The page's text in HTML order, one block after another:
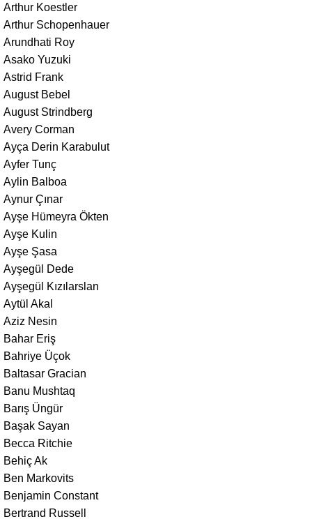
Arthur Koestler
Arthur Schopenhauer
Arundhati Roy
Asako Yuzuki
Astrid Frank
August Bebel
August Strindberg
Avery Corman
Ayça Derin Karabulut
Ayfer Tunç
Aylin Balboa
Aynur Çınar
Ayşe Hümeyra Ökten
Ayşe Kulin
Ayşe Şasa
Ayşegül Dede
Ayşegül Kızılarslan
Aytül Akal
Aziz Nesin
Bahar Eriş
Bahriye Üçok
Baltasar Gracian
Banu Mushtaq
Barış Üngür
Başak Sayan
Becca Ritchie
Behiç Ak
Ben Markovits
Benjamin Constant
Bertrand Russell